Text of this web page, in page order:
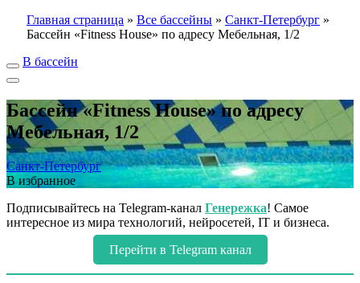
Главная страница » Все бассейны » Санкт-Петербург »
Бассейн «Fitness House» по адресу Мебельная, 1/2
В бассейн
Бассейн «Fitness House» по адресу
Мебельная, 1/2
Санкт-Петербург
В избранное
Подписывайтесь на Telegram-канал Генережка! Самое
интересное из мира технологий, нейросетей, IT и бизнеса.
Перейти в Telegram канал